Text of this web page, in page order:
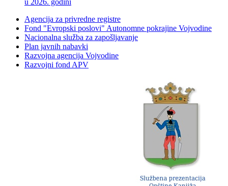
Agencija za privredne registre
Fond "Evropski poslovi" Autonomne pokrajine Vojvodine
Nacionalna služba za zapošljavanje
Plan javnih nabavki
Razvojna agencija Vojvodine
Razvojni fond APV